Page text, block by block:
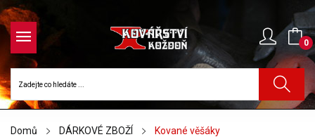
0
Domů DÁRKOVÉ ZBOŽÍ Kované věšáky